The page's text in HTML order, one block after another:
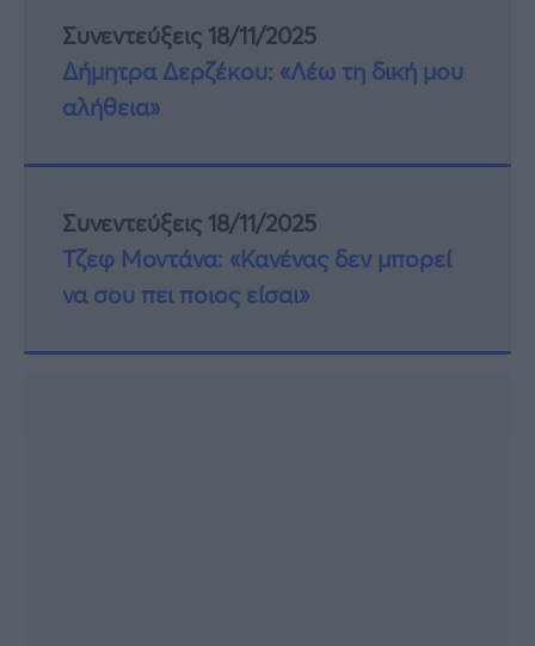
Συνεντεύξεις 18/11/2025
Δήμητρα Δερζέκου: «Λέω τη δική μου
αλήθεια»
Συνεντεύξεις 18/11/2025
Τζεφ Μοντάνα: «Κανένας δεν μπορεί
να σου πει ποιος είσαι»